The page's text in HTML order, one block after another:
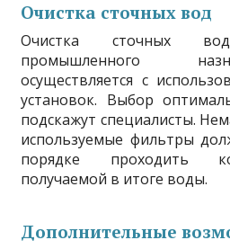
Очистка сточных вод
Очистка сточных
промышленного
осуществляется с
установок. Выбор
подскажут специалисты.
используемые фильтры
порядке проходить
получаемой в итоге воды.
Дополнительные